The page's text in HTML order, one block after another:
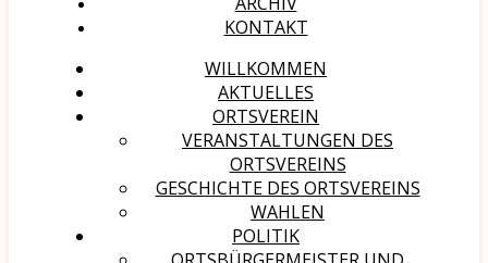
KONTAKT
WILLKOMMEN
AKTUELLES
ORTSVEREIN
VERANSTALTUNGEN DES
ORTSVEREINS
GESCHICHTE DES ORTSVEREINS
WAHLEN
POLITIK